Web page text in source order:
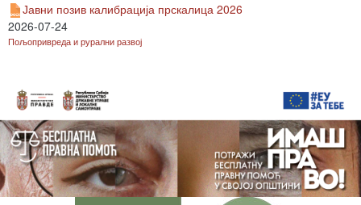
Јавни позив калибрација прскалица 2026
2026-07-24
Пољопривреда и рурални развој